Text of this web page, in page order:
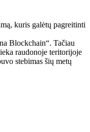
kuris galėtų pagreitinti
Blockchain“. Tačiau
raudonoje teritorijoje
stebimas šių metų